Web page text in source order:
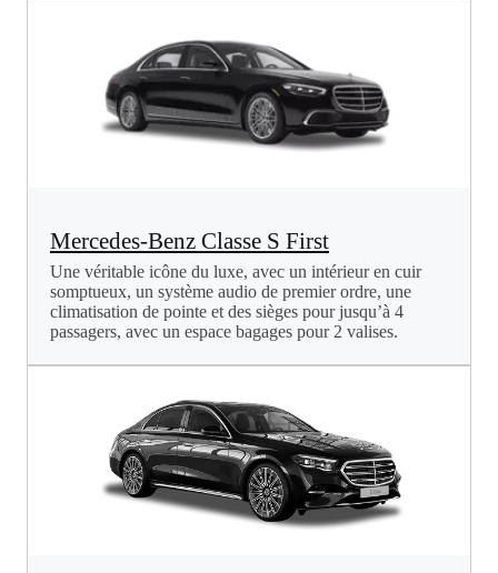
Mercedes-Benz Classe S First
Une véritable icône du luxe, avec un intérieur en cuir
somptueux, un système audio de premier ordre, une
climatisation de pointe et des sièges pour jusqu’à 4
passagers, avec un espace bagages pour 2 valises.